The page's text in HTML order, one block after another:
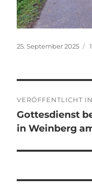
Veröffentlicht
25. September 2025
VERÖFFENTLICHT IN
Gottesdienst
in Weinberg